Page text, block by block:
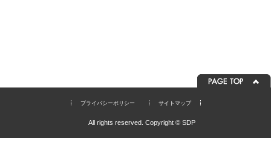
プライバシーポリシー サイトマップ
All rights reserved. Copyright © SDP